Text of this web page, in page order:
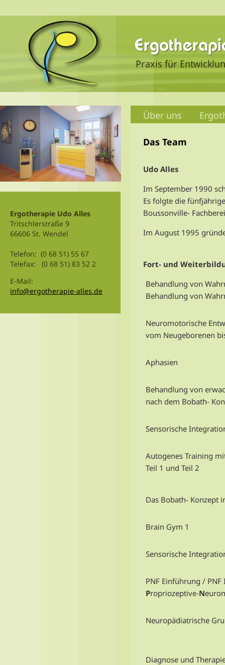
Ergotherapie Udo Alles
Tritschlerstraße 9
66606 St. Wendel
Telefon: (0 68 51) 55 67
Telefax: (0 68 51) 83 52 2
E-Mail:
info@ergotherapie-alles.de
Über uns
Das Team
Udo Alles
Im September 1990
Es folgte die
Boussonville-
Im August 1995
Fort- und
Behandlung von
Behandlung von
Neuromotorische
vom Neugeborenen
Aphasien
Behandlung von
nach dem Bobath-
Sensorische
Autogenes Training
Teil 1 und Teil 2
Das Bobath- Konzept
Brain Gym 1
Sensorische
PNF Einführung /
Propriozeptive-N
Neuropädiatrische
Diagnose und